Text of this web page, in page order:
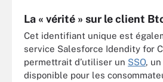
La « vérité » sur le client
Cet identifiant unique est
service Salesforce Idendity for
permettrait d’utiliser un SSO,
disponible pour les